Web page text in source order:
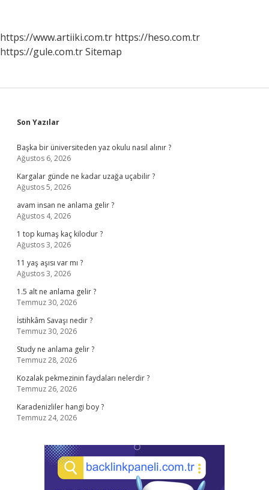
https://www.artiiki.com.tr https://heso.com.tr
https://gule.com.trSitemap
Sidebar
Son Yazılar
Başka bir üniversiteden yaz okulu nasıl alınır ?
Ağustos 6, 2026
Kargalar günde ne kadar uzağa uçabilir ?
Ağustos 5, 2026
avam insan ne anlama gelir ?
Ağustos 4, 2026
1 top kumaş kaç kilodur ?
Ağustos 3, 2026
11 yaş aşısı var mı ?
Ağustos 3, 2026
1.5 alt ne anlama gelir ?
Temmuz 30, 2026
İstihkâm Savaşı nedir ?
Temmuz 30, 2026
Study ne anlama gelir ?
Temmuz 28, 2026
Kozalak pekmezinin faydaları nelerdir ?
Temmuz 26, 2026
Karadenizliler hangi boy ?
Temmuz 24, 2026